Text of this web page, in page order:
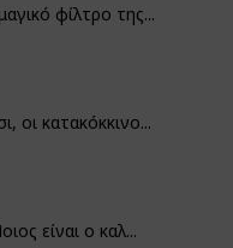
φίλτρο της...
οι κατακόκκινο...
είναι ο καλ...